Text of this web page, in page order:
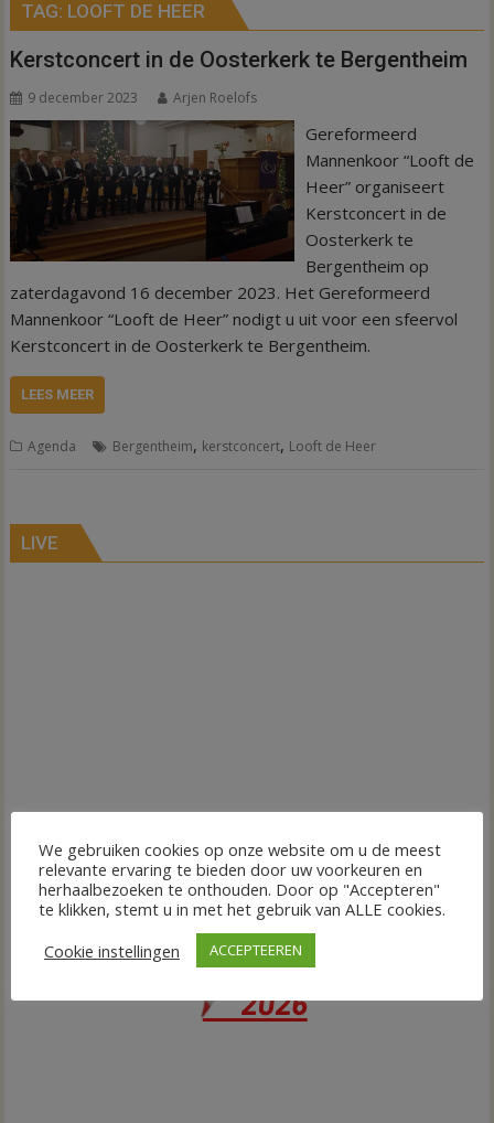
TAG: LOOFT DE HEER
Kerstconcert in de Oosterkerk te Bergentheim
9 december 2023 Arjen Roelofs
Gereformeerd
Mannenkoor “Looft de
Heer” organiseert
Kerstconcert in de
Oosterkerk te
Bergentheim op
zaterdagavond 16 december 2023. Het Gereformeerd
Mannenkoor “Looft de Heer” nodigt u uit voor een sfeervol
Kerstconcert in de Oosterkerk te Bergentheim.
LEES MEER
Agenda Bergentheim, kerstconcert, Looft de Heer
LIVE
We gebruiken cookies op onze website om u de meest
relevante ervaring te bieden door uw voorkeuren en
herhaalbezoeken te onthouden. Door op "Accepteren"
te klikken, stemt u in met het gebruik van ALLE cookies.
Cookie instellingen
ACCEPTEEREN